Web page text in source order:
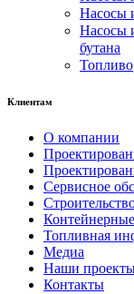
Насосы
Насосы
бутана
Клиентам
О компании
Сервисное
Топливная
Медиа
Наши
Контакты